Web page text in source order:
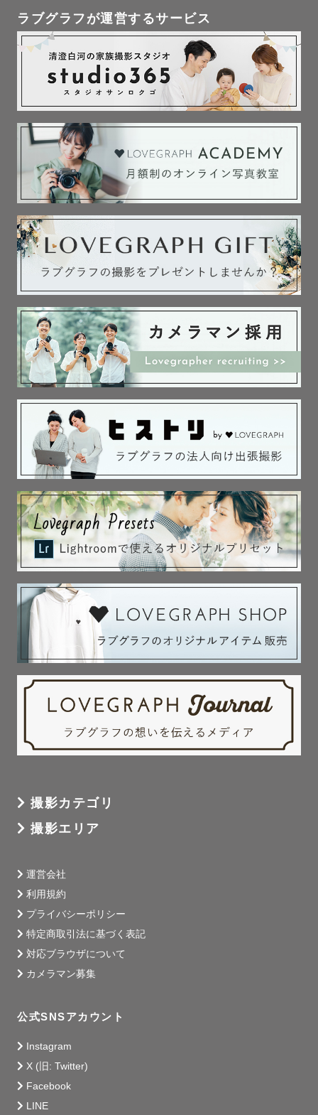
ラブグラフが運営するサービス
撮影カテゴリ
撮影エリア
運営会社
利用規約
プライバシーポリシー
特定商取引法に基づく表記
対応ブラウザについて
カメラマン募集
公式SNSアカウント
Instagram
X (旧: Twitter)
Facebook
LINE